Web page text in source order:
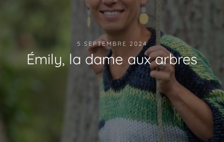
5 SEPTEMBRE 2024
Émily, la dame aux arbres